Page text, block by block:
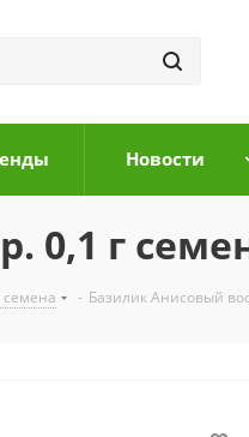
Новости
0,1 г
семена - Базилик Анисовый